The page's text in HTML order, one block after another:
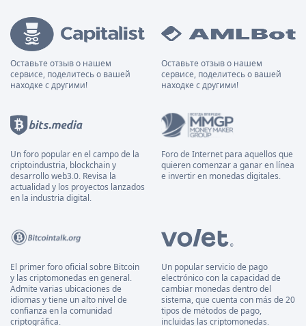
Оставьте отзыв о нашем
сервисе, поделитесь о вашей
находке с другими!
Оставьте отзыв о нашем
сервисе, поделитесь о вашей
находке с другими!
Un foro popular en el campo de la
criptoindustria, blockchain y
desarrollo web3.0. Revisa la
actualidad y los proyectos lanzados
en la industria digital.
Foro de Internet para aquellos que
quieren comenzar a ganar en línea
e invertir en monedas digitales.
El primer foro oficial sobre Bitcoin
y las criptomonedas en general.
Admite varias ubicaciones de
idiomas y tiene un alto nivel de
confianza en la comunidad
criptográfica.
Un popular servicio de pago
electrónico con la capacidad de
cambiar monedas dentro del
sistema, que cuenta con más de 20
tipos de métodos de pago,
incluidas las criptomonedas.